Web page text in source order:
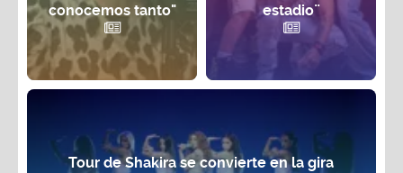
conocemos tanto"
estadio¨
Tour de Shakira se convierte en la gira